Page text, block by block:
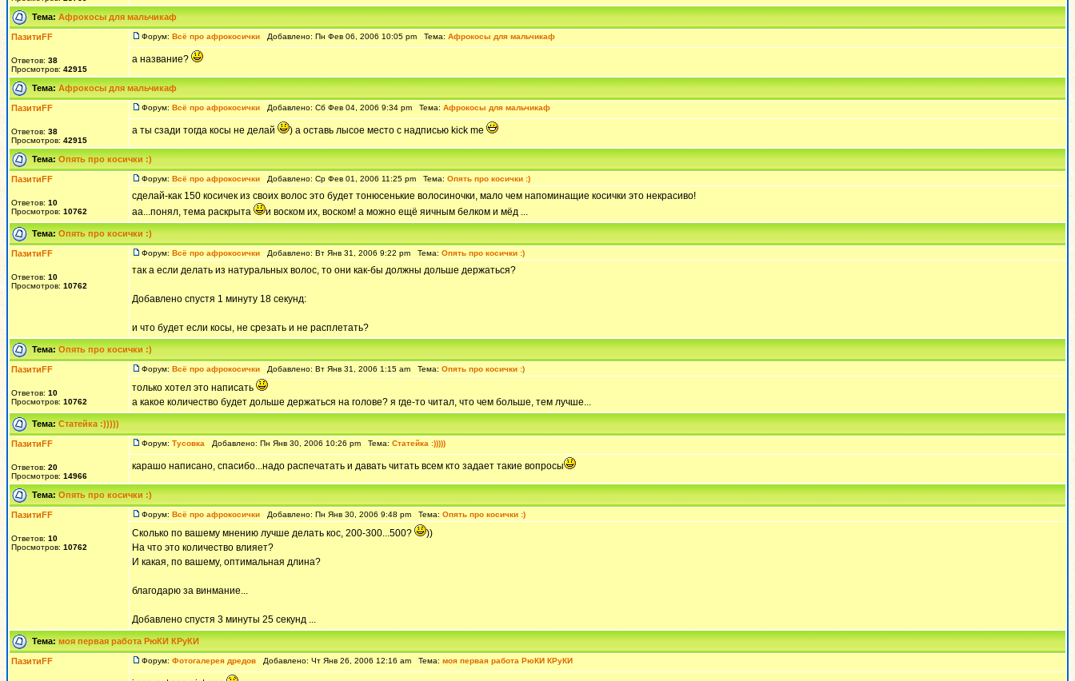
Тема: Афрокосы для мальчикаф
ПазитиFF
Ответов: 38
Просмотров: 42915
Форум: Всё про афрокосички Добавлено: Пн Фев 06, 2006 10:05 pm Тема: Афрокосы для мальчикаф
а название?
Тема: Афрокосы для мальчикаф
ПазитиFF
Ответов: 38
Просмотров: 42915
Форум: Всё про афрокосички Добавлено: Сб Фев 04, 2006 9:34 pm Тема: Афрокосы для мальчикаф
а ты сзади тогда косы не делай ) а оставь лысое место с надписью kick me
Тема: Опять про косички :)
ПазитиFF
Ответов: 10
Просмотров: 10762
Форум: Всё про афрокосички Добавлено: Ср Фев 01, 2006 11:25 pm Тема: Опять про косички :)
сделай-как 150 косичек из своих волос это будет тонюсенькие волосиночки, мало чем напоминащие косички это некрасиво!
аа...понял, тема раскрыта
и воском их, воском! а можно ещё яичным белком и мёд ...
Тема: Опять про косички :)
ПазитиFF
Ответов: 10
Просмотров: 10762
Форум: Всё про афрокосички Добавлено: Вт Янв 31, 2006 9:22 pm Тема: Опять про косички :)
так а если делать из натуральных волос, то они как-бы должны дольше держаться?
Добавлено спустя 1 минуту 18 секунд:
и что будет если косы, не срезать и не расплетать?
Тема: Опять про косички :)
ПазитиFF
Ответов: 10
Просмотров: 10762
Форум: Всё про афрокосички Добавлено: Вт Янв 31, 2006 1:15 am Тема: Опять про косички :)
только хотел это написать
а какое количество будет дольше держаться на голове? я где-то читал, что чем больше, тем лучше...
Тема: Статейка :)))))
ПазитиFF
Ответов: 20
Просмотров: 14966
Форум: Тусовка Добавлено: Пн Янв 30, 2006 10:26 pm Тема: Статейка :)))))
карашо написано, спасибо...надо распечатать и давать читать всем кто задает такие вопросы
Тема: Опять про косички :)
ПазитиFF
Ответов: 10
Просмотров: 10762
Форум: Всё про афрокосички Добавлено: Пн Янв 30, 2006 9:48 pm Тема: Опять про косички :)
Сколько по вашему мнению лучше делать кос, 200-300...500?
))
На что это количество влияет?
И какая, по вашему, оптимальная длина?
благодарю за винмание...
Добавлено спустя 3 минуты 25 секунд ...
Тема: моя первая работа РюКИ КРуКИ
ПазитиFF Форум: Фотогалерея дредов Добавлено: Чт Янв 26, 2006 12:16 am Тема: моя первая работа РюКИ КРуКИ